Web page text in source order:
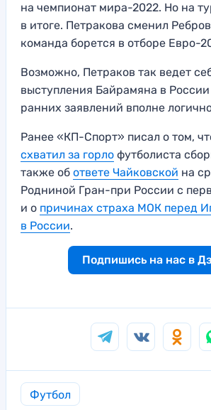
на чемпионат мира-2022. Но на
в итоге. Петракова сменил
команда борется в отборе Евро-
Возможно, Петраков так ведет
выступления Байрамяна в
ранних заявлений вполне
Ранее «КП-Спорт» писал о том,
схватил за горло футболиста
также об ответе Чайковской на
Родниной Гран-при России с
и о причинах страха МОК перед
в России.
Подпишись на нас в
Футбол